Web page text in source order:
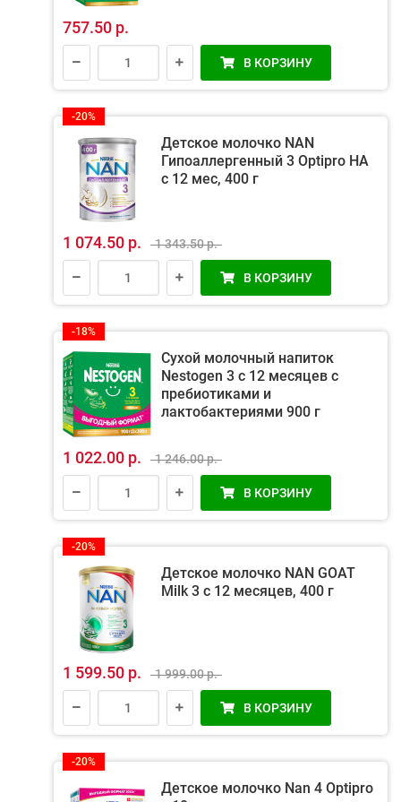
757.50 р.
В КОРЗИНУ
-20%
Детское молочко NAN
Гипоаллергенный 3 Optipro HA
с 12 мес, 400 г
1 074.50 р. 1 343.50 р.
В КОРЗИНУ
-18%
Сухой молочный напиток
Nestogen 3 с 12 месяцев с
пребиотиками и
лактобактериями 900 г
1 022.00 р. 1 246.00 р.
В КОРЗИНУ
-20%
Детское молочко NAN GOAT
Milk 3 с 12 месяцев, 400 г
1 599.50 р. 1 999.00 р.
В КОРЗИНУ
-20%
Детское молочко Nan 4 Optipro